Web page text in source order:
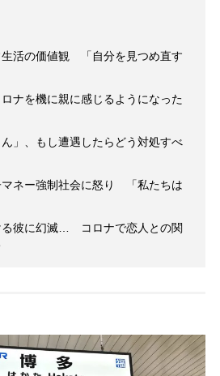
生活の価値観 「自分を見つめ直す
ナを機に親に感じるようになった
」、もし遭遇したらどう対処すべ
ネー強制社会に怒り 「私たちは
る彼に幻滅… コロナで恋人との関